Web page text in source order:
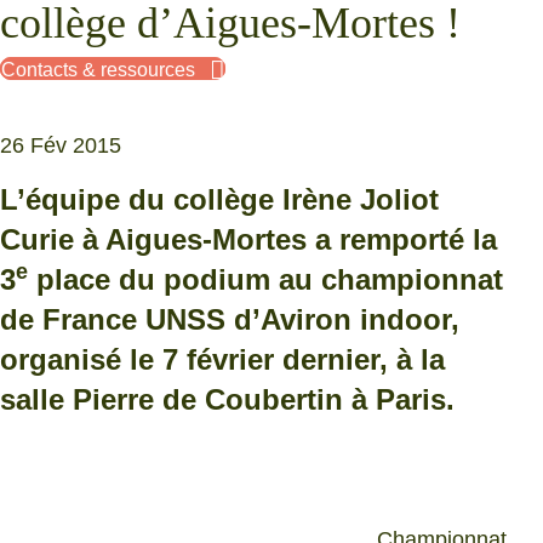
collège d’Aigues-Mortes !
Contacts & ressources
26 Fév 2015
L’équipe du collège Irène Joliot
Curie à Aigues-Mortes a remporté la
3e place du podium au championnat
de France UNSS d’Aviron indoor,
organisé le 7 février dernier, à la
salle Pierre de Coubertin à Paris.